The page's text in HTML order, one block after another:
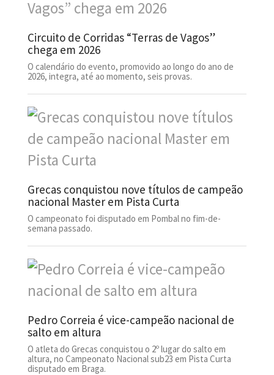
Circuito de Corridas “Terras de Vagos”
chega em 2026
O calendário do evento, promovido ao longo do ano de
2026, integra, até ao momento, seis provas.
Grecas conquistou nove títulos de campeão
nacional Master em Pista Curta
O campeonato foi disputado em Pombal no fim-de-
semana passado.
Pedro Correia é vice-campeão nacional de
salto em altura
O atleta do Grecas conquistou o 2º lugar do salto em
altura, no Campeonato Nacional sub23 em Pista Curta
disputado em Braga.